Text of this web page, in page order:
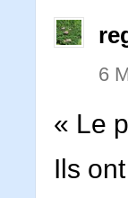
6
« Le
Ils